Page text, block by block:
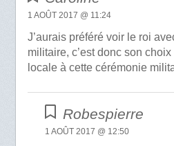
1 AOÛT 2017 @ 11:24
J’aurais préféré voir le roi
militaire, c’est donc son
locale à cette cérémonie
Robespierre
1 AOÛT 2017 @ 12:50